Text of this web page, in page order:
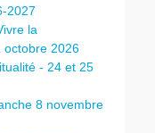
2027
la
octobre 2026
- 24 et 25
8 novembre